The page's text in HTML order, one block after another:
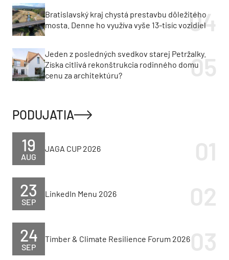
Boj s horúčavami v
Európe: volanie
Nová výzva Obnov dom
menej byrokracie, zálohu
aj dotáciu na výmenu
strechy
spustí už v lete